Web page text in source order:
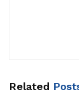
Related